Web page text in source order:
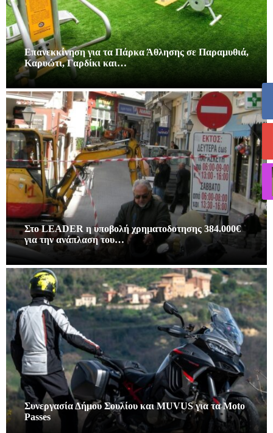
Επανεκκίνηση για τα Πάρκα Άθλησης σε Παραμυθιά,
Καρυώτι, Γαρδίκι και…
Στο LEADER η υποβολή χρηματοδοτησης 384.000€
για την ανάπλαση του…
Συνεργασία Δήμου Σουλίου και MUVUS για τα Moto
Passes